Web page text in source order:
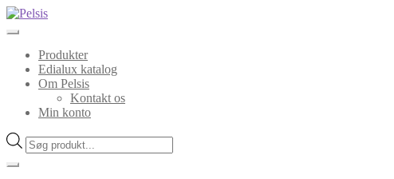
Spring
Spring
Produkter
Edialux katalog
Om Pelsis
Kontakt os
Min konto
Products
search